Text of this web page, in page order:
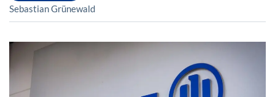
Sebastian Grünewald